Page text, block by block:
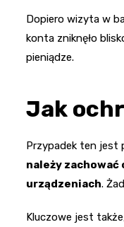
Dopiero wizyta w
konta zniknęło
pieniądze.
Jak
Przypadek ten jest
należy zachować
urządzeniach.
Kluczowe jest